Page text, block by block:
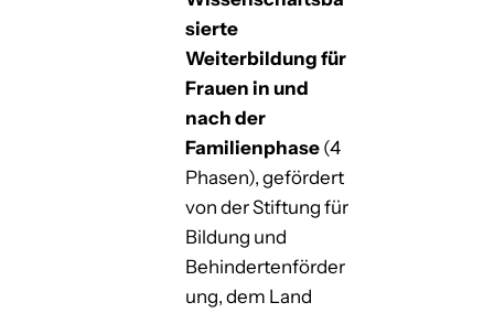
sierte
Weiterbildung für
Frauen in und
nach der
Familienphase (4
Phasen), gefördert
von der Stiftung für
Bildung und
Behindertenförder
ung, dem Land